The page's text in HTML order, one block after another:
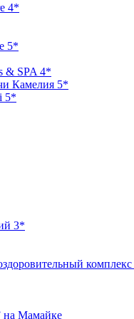
4*
5*
& SPA 4*
Камелия 5*
5*
3*
на Мамайке